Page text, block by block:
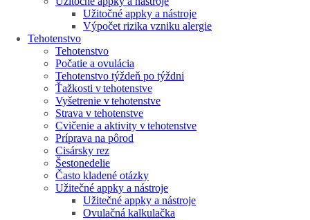
Užitočné appky a nástroje
Výpočet rizika vzniku alergie
Tehotenstvo
Tehotenstvo
Počatie a ovulácia
Tehotenstvo týždeň po týždni
Ťažkosti v tehotenstve
Vyšetrenie v tehotenstve
Strava v tehotenstve
Cvičenie a aktivity v tehotenstve
Príprava na pôrod
Cisársky rez
Šestonedelie
Často kladené otázky
Užitečné appky a nástroje
Užitečné appky a nástroje
Ovulačná kalkulačka